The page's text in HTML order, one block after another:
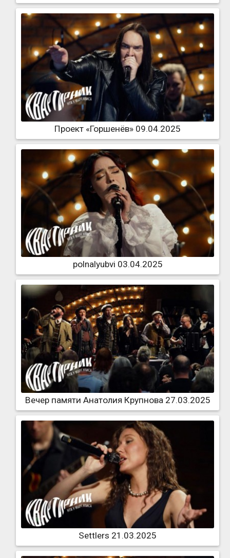
Проект «Горшенёв» 09.04.2025
polnalyubvi 03.04.2025
Вечер памяти Анатолия Крупнова 27.03.2025
Settlers 21.03.2025